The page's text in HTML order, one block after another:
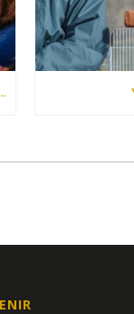
DIMANCHES APRÈS-MIDI